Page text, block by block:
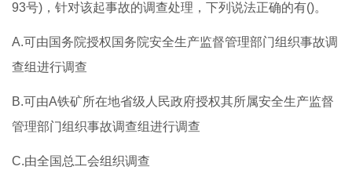
93号)，针对该起事故的调查处理，下列说法正确的有()。
A.可由国务院授权国务院安全生产监督管理部门组织事故调
查组进行调查
B.可由A铁矿所在地省级人民政府授权其所属安全生产监督
管理部门组织事故调查组进行调查
C.由全国总工会组织调查